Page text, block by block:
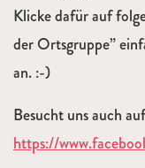
Klicke dafür auf
der Ortsgruppe”
an. :-)
Besucht uns auch
https://